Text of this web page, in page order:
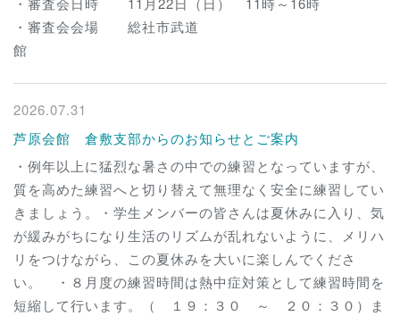
・審査会会場 総社市武道
館
2026.07.31
芦原会館 倉敷支部からのお知らせとご案内
・例年以上に猛烈な暑さの中での練習となっていますが、
質を高めた練習へと切り替えて無理なく安全に練習してい
きましょう。・学生メンバーの皆さんは夏休みに入り、気
が緩みがちになり生活のリズムが乱れないように、メリハ
リをつけながら、この夏休みを大いに楽しんでくださ
い。 ・８月度の練習時間は熱中症対策として練習時間を
短縮して行います。（ １９：３０ ～ ２０：３０）ま